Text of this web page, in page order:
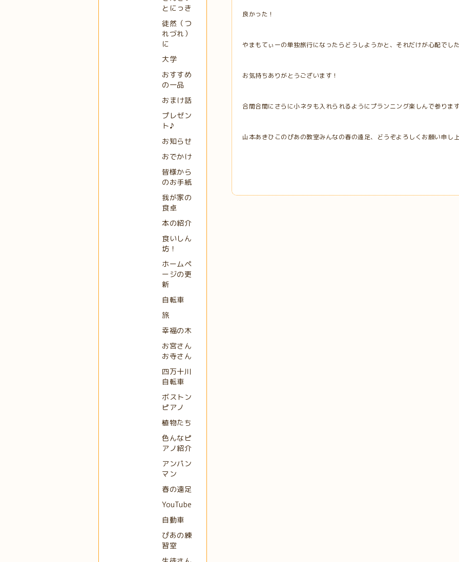
良かった！
やまもてぃーの単独旅行になったらどうしようかと、それだけが心配でした
お気持ちありがとうございます！
合間合間にさらに小ネタも入れられるようにプランニング楽しんで参ります
山本あきひこのぴあの教室みんなの春の遠足、どうぞよろしくお願い申し
とにっき
徒然（つ
れづれ）
に
大学
おすすめ
の一品
おまけ話
プレゼン
ト♪
お知らせ
おでかけ
皆様から
のお手紙
我が家の
食卓
本の紹介
食いしん
坊！
ホームペ
ージの更
新
自転車
旅
幸福の木
お宮さん
お寺さん
四万十川
自転車
ボストン
ピアノ
植物たち
色んなピ
アノ紹介
アンパン
マン
春の遠足
YouTube
自動車
ぴあの練
習室